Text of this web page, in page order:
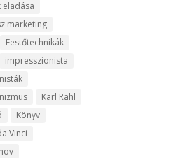
eladása
marketing
Festőtechnikák
impresszionista
Karl Rahl
Könyv
Vinci